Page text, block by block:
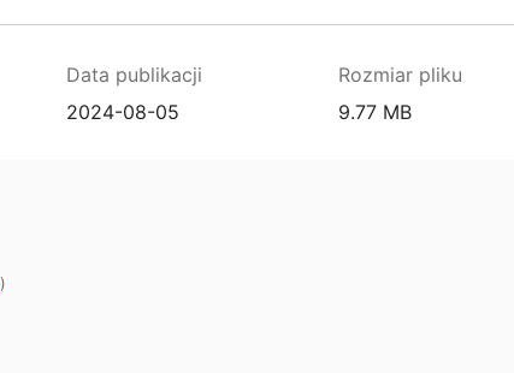
Data publikacji Rozmiar pliku
2024-08-05 9.77 MB
)